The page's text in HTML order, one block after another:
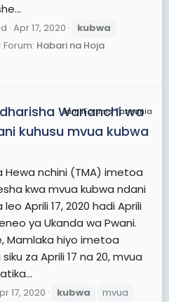
Apr 17, 2020
kubwa
Forum: Habari na Hoja
JamiiForums Tanzania
Wananchi wa
kuhusu mvua kubwa
Hewa nchini (TMA) imetoa
kwa mvua kubwa ndani
Aprili 17, 2020 hadi Aprili
ya Ukanda wa Pwani.
Mamlaka hiyo imetoa
za Aprili 17 na 20, mvua
17, 2020 kubwa
mvua